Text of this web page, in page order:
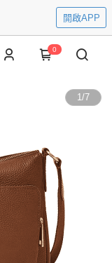
開啟APP
0
1/7